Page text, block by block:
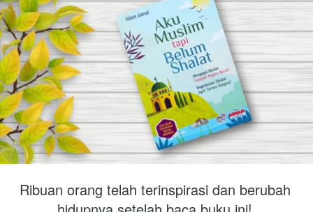
Ribuan orang telah terinspirasi dan berubah